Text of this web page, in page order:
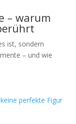
– warum
ist, sondern
– und wie